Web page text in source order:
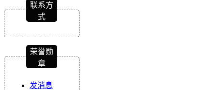
联系方
式
荣誉勋
章
发消息